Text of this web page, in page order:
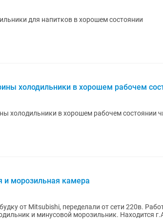
для напитков в хорошем состоянии
холодильники в хорошем рабочем
холодильники в хорошем рабочем состоянии
и морозильная камера
от Mitsubishi, переделали от сети 220в.
и минусовой морозильник. Находится